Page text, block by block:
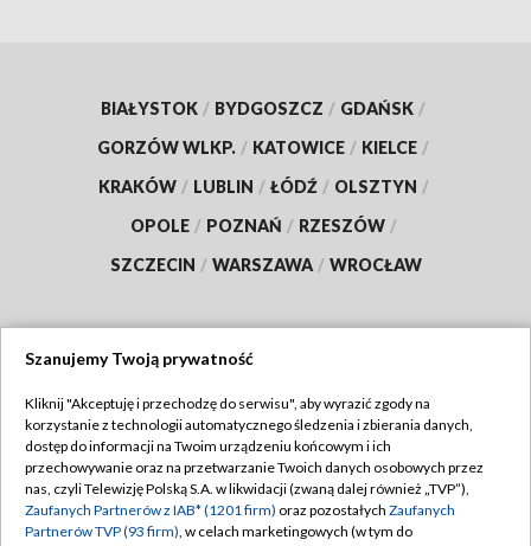
BIAŁYSTOK / BYDGOSZCZ / GDAŃSK /
GORZÓW WLKP. / KATOWICE / KIELCE /
KRAKÓW / LUBLIN / ŁÓDŹ / OLSZTYN /
OPOLE / POZNAŃ / RZESZÓW /
SZCZECIN / WARSZAWA / WROCŁAW
TVP
Abonament TVP
Emisja w TVP
Regulamin TVP
Polityka prywatności
Szanujemy Twoją prywatność
Kliknij "Akceptuję i przechodzę do serwisu", aby wyrazić zgody na
korzystanie z technologii automatycznego śledzenia i zbierania danych,
dostęp do informacji na Twoim urządzeniu końcowym i ich
przechowywanie oraz na przetwarzanie Twoich danych osobowych przez
nas, czyli Telewizję Polską S.A. w likwidacji (zwaną dalej również „TVP”),
Zaufanych Partnerów z IAB* (1201 firm) oraz pozostałych Zaufanych
Partnerów TVP (93 firm), w celach marketingowych (w tym do